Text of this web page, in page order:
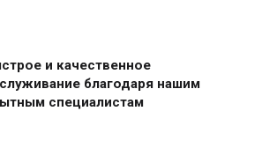
и качественное
благодаря нашим
специалистам